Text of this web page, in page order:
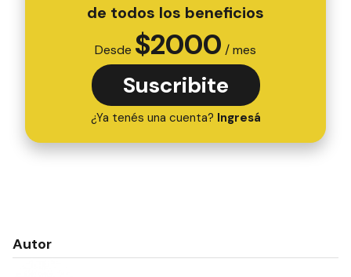
de todos los beneficios
Desde $2000 / mes
Suscribite
¿Ya tenés una cuenta? Ingresá
Autor